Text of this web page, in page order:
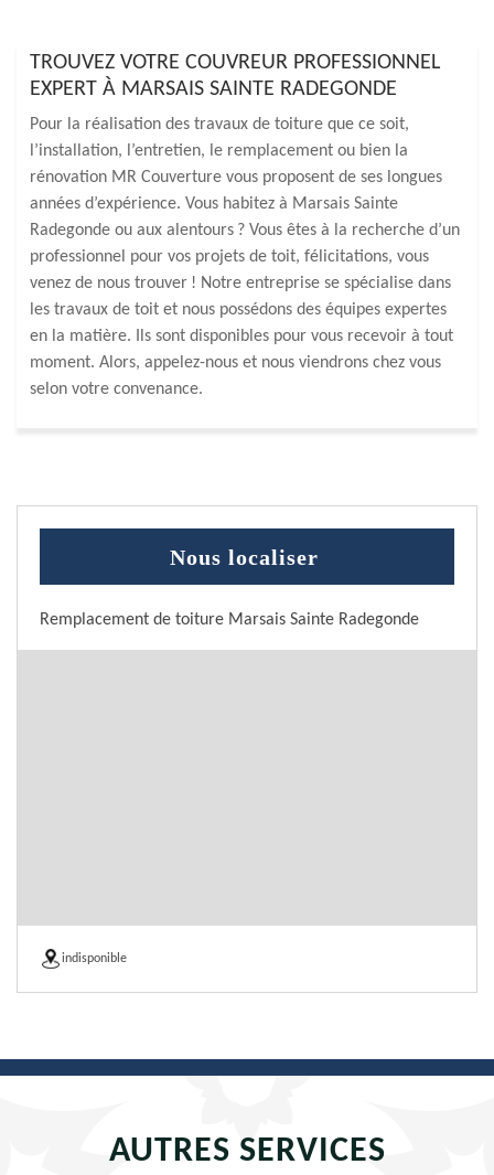
TROUVEZ VOTRE COUVREUR PROFESSIONNEL
EXPERT À MARSAIS SAINTE RADEGONDE
Pour la réalisation des travaux de toiture que ce soit,
l’installation, l’entretien, le remplacement ou bien la
rénovation MR Couverture vous proposent de ses longues
années d’expérience. Vous habitez à Marsais Sainte
Radegonde ou aux alentours ? Vous êtes à la recherche d’un
professionnel pour vos projets de toit, félicitations, vous
venez de nous trouver ! Notre entreprise se spécialise dans
les travaux de toit et nous possédons des équipes expertes
en la matière. Ils sont disponibles pour vous recevoir à tout
moment. Alors, appelez-nous et nous viendrons chez vous
selon votre convenance.
Nous localiser
Remplacement de toiture Marsais Sainte Radegonde
indisponible
AUTRES SERVICES